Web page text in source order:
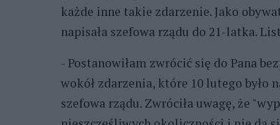
każde inne takie zdarzenie. Jako
napisała szefowa rządu do 21-latka.
- Postanowiłam zwrócić się do Pana
wokół zdarzenia, które 10 lutego było
szefowa rządu. Zwróciła uwagę, że